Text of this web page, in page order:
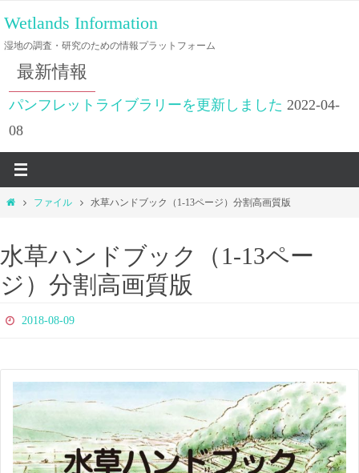
ン
テ
ツ
ス
プ
Wetlands Information
湿地の調査・研究のための情報プラットフォーム
最新情報
パンフレットライブラリーを更新しました 2022-04-
08
ホ
ファイル 水草ハンドブック（1-13ページ）分割高画質版
水草ハンドブック（1-13ペー
ジ）分割高画質版
2018-08-09